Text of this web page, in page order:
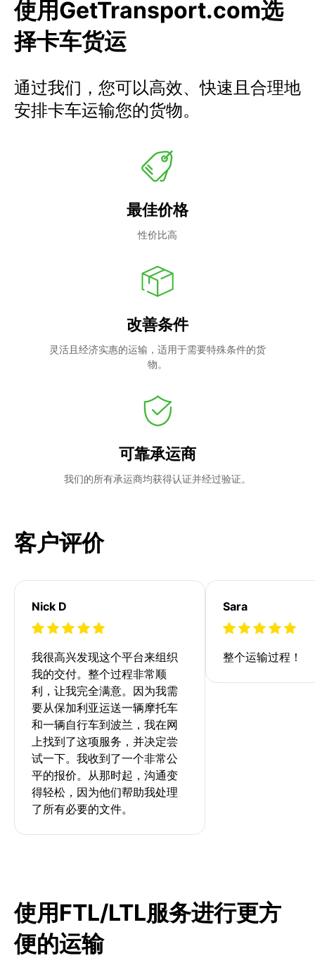
使用GetTransport.com选
择卡车货运
通过我们，您可以高效、快速且合理地
安排卡车运输您的货物。
最佳价格
性价比高
改善条件
灵活且经济实惠的运输，适用于需要特殊条件的货
物。
可靠承运商
我们的所有承运商均获得认证并经过验证。
客户评价
Nick D
我很高兴发现这个平台来组织
我的交付。整个过程非常顺
利，让我完全满意。因为我需
要从保加利亚运送一辆摩托车
和一辆自行车到波兰，我在网
上找到了这项服务，并决定尝
试一下。我收到了一个非常公
平的报价。从那时起，沟通变
得轻松，因为他们帮助我处理
了所有必要的文件。
Sara
整个运输过程！
使用FTL/LTL服务进行更方
便的运输